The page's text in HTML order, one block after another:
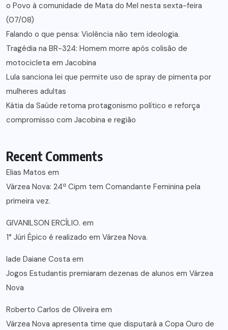
o Povo à comunidade de Mata do Mel nesta sexta-feira
(07/08)
Falando o que pensa: Violência não tem ideologia.
Tragédia na BR-324: Homem morre após colisão de
motocicleta em Jacobina
Lula sanciona lei que permite uso de spray de pimenta por
mulheres adultas
Kátia da Saúde retoma protagonismo político e reforça
compromisso com Jacobina e região
Recent Comments
Elias Matos em
Várzea Nova: 24ª Cipm tem Comandante Feminina pela
primeira vez.
GIVANILSON ERCÍLIO. em
1° Júri Épico é realizado em Várzea Nova.
lade Daiane Costa em
Jogos Estudantis premiaram dezenas de alunos em Várzea
Nova
Roberto Carlos de Oliveira em
Várzea Nova apresenta time que disputará a Copa Ouro de